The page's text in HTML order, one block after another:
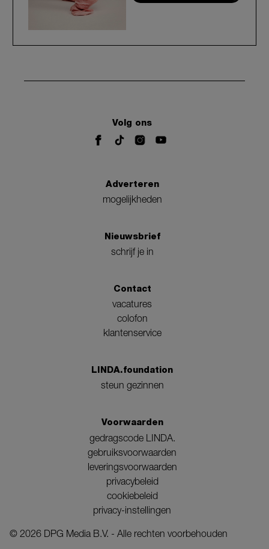
Volg ons
Adverteren
mogelijkheden
Nieuwsbrief
schrijf je in
Contact
vacatures
colofon
klantenservice
LINDA.foundation
steun gezinnen
Voorwaarden
gedragscode LINDA.
gebruiksvoorwaarden
leveringsvoorwaarden
privacybeleid
cookiebeleid
privacy-instellingen
© 2026 DPG Media B.V. - Alle rechten voorbehouden